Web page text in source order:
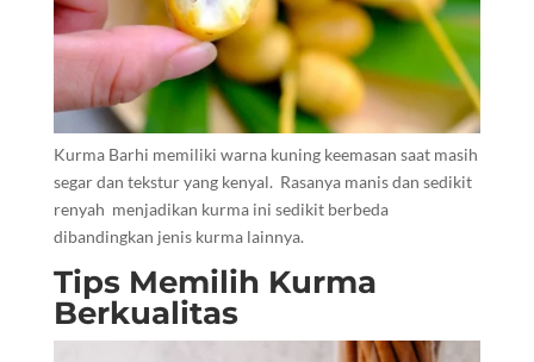
Kurma Barhi memiliki warna kuning keemasan saat masih
segar dan tekstur yang kenyal. Rasanya manis dan sedikit
renyah menjadikan kurma ini sedikit berbeda
dibandingkan jenis kurma lainnya.
Tips Memilih Kurma
Berkualitas